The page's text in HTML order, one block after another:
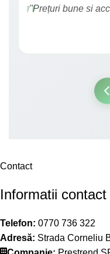
"Prețuri bune si
Contact
Informatii contact
Telefon: 0770 736 322
Adresă: Strada Corneliu